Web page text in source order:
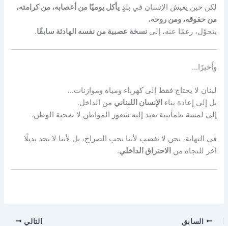
لكن حين يعيش الإنسان في بلدٍيأكل يوميًا من أعصابه، من كرامته،
من حقوقه، ومن روحه،
يتحوّل، رغمًا عنه، إلىنسخة عصبية من نفسه الهادئة سابقًا.
وأخيرًا…
لبنان لا يحتاج فقط إلى كهرباء ومياه وموازنات…
بل إلى إعادة بناء الإنسان اللبناني من الداخل.
إلى لمسة طمأنينة تعيد إليه شعور المواطن لا ضحية الوطن.
في النهاية، نحن لا نغضب لأننا نحب الصراخ، بل لأننا لا نجد بديلًا
آخر للنجاة من الاحتراق الداخلي.
السابق التالي